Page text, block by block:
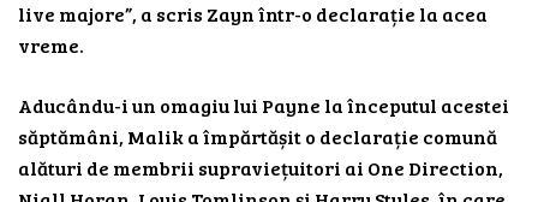
live majore”, a scris Zayn într-o declarație la acea
vreme.
Aducându-i un omagiu lui Payne la începutul acestei
săptămâni, Malik a împărtășit o declarație comună
alături de membrii supraviețuitori ai One Direction,